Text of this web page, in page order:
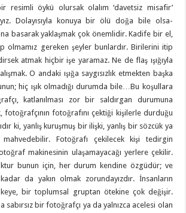
resimli öykü olursak olalım ‘davetsiz misafir’
Dolayısıyla konuya bir ölü doğa bile olsa-
basarak yaklaşmak çok önemlidir. Kadife bir el,
olmamız gereken şeyler bunlardır. Birilerini itip
atmak hiçbir işe yaramaz. Ne de flaş ışığıyla
O andaki ışığa saygısızlık etmekten başka
hiç ışık olmadığı durumda bile…Bu koşullara
katlanılması zor bir saldırgan durumuna
fotoğrafçının fotoğrafını çektiği kişilerle durduğu
ki, yanlış kuruşmuş bir ilişki, yanlış bir sözcük ya
Fotoğrafı çekilecek kişi tedirgin
makinesinin ulaşamayacağı yerlere çekilir.
bunun için, her durum kendine özgüdür; ve
da yakın olmak zorundayızdır. İnsanların
bir toplumsal gruptan ötekine çok değişir.
sabırsız bir fotoğrafçı ya da yalnızca acelesi olan